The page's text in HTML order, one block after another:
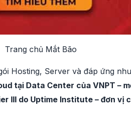
Trang chủ Mắt Bão
Hosting, Server và đáp ứng
tại Data Center của VNPT –
III do Uptime Institute – đơn vị